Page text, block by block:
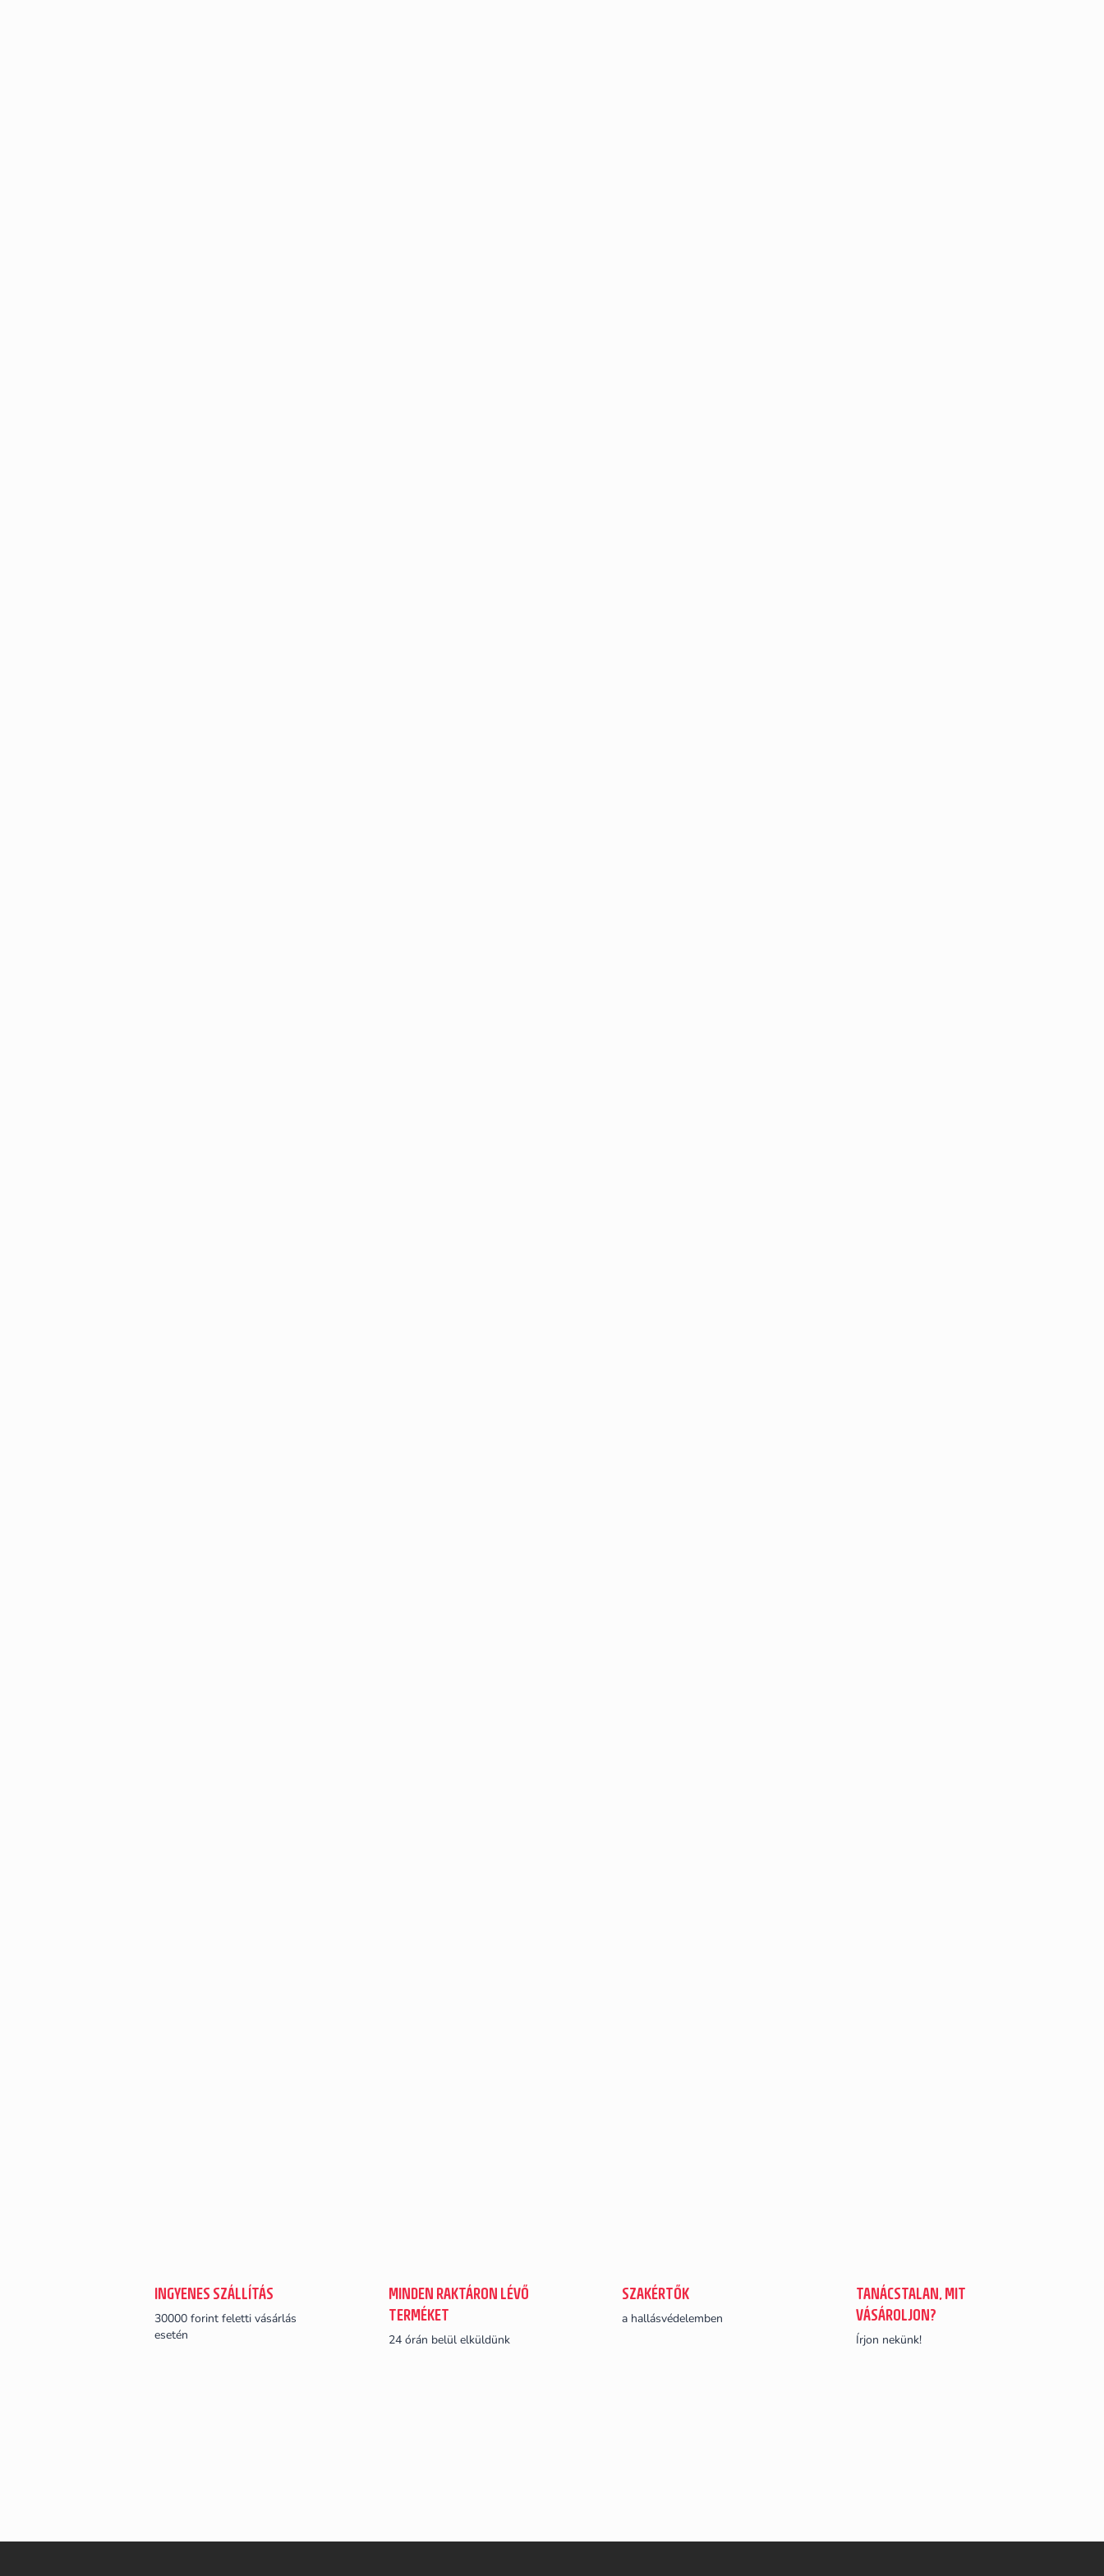
INGYENES SZÁLLÍTÁS
30000 forint feletti vásárlás
esetén
MINDEN RAKTÁRON LÉVŐ
TERMÉKET
24 órán belül elküldünk
SZAKÉRTŐK
a hallásvédelemben
TANÁCSTALAN, MIT
VÁSÁROLJON?
Írjon nekünk!